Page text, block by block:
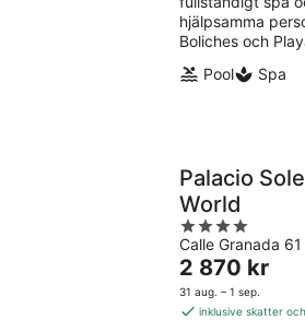
hjälpsamma
Boliches och
Pool
Spa
Palacio
World
4
out
of
5
Calle Granada
Priset
är
2 870 kr
2 870 kr
31 aug. – 1 sep.
inklusive skatter